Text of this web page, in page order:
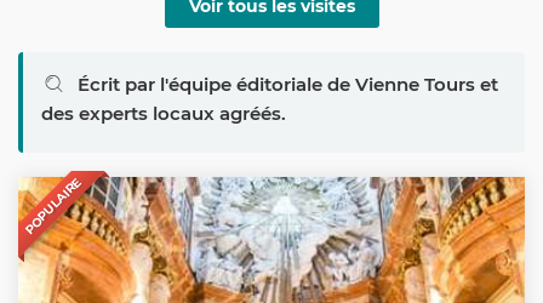
Voir tous les visites
Écrit par l'équipe éditoriale de Vienne Tours et
des experts locaux agréés.
POPULAIRE